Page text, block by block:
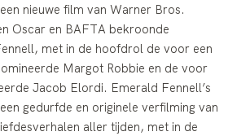
nieuwe film van Warner Bros.
Oscar en BAFTA bekroonde
met in de hoofdrol de voor een
Margot Robbie en de voor
Jacob Elordi. Emerald Fennell’s
gedurfde en originele verfilming van
aller tijden, met in de